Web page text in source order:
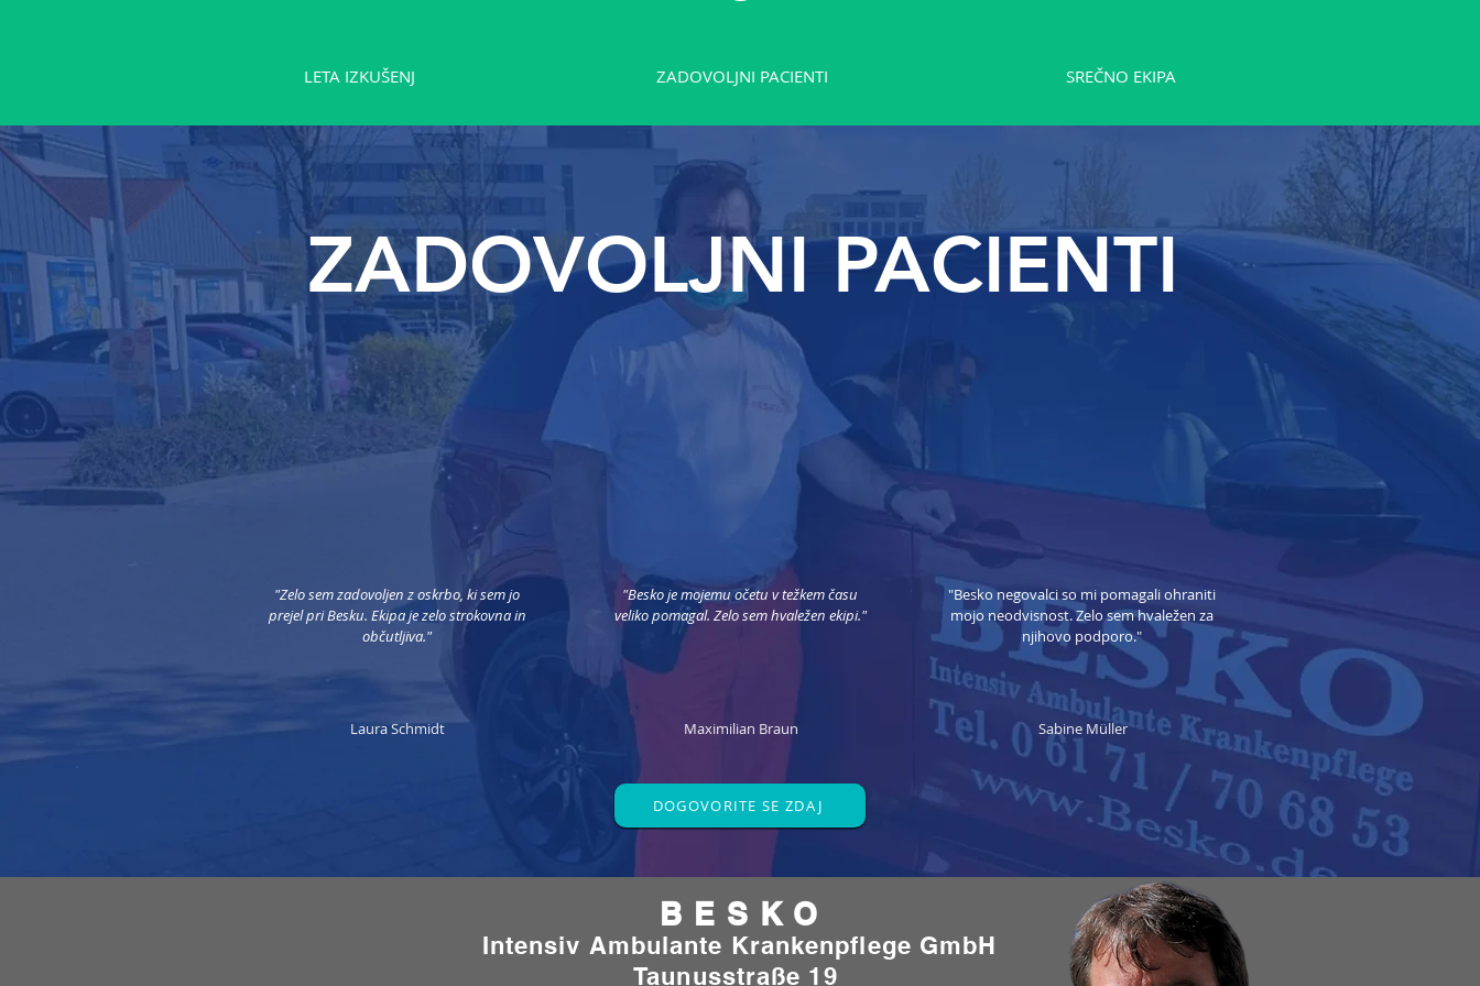
LETA IZKUŠENJ ZADOVOLJNI PACIENTI SREČNO EKIPA
ZADOVOLJNI PACIENTI
"Zelo sem zadovoljen z oskrbo, ki sem jo
prejel pri Besku. Ekipa je zelo strokovna in
občutljiva."​
Laura Schmidt
"Besko je mojemu očetu v težkem času
veliko pomagal. Zelo sem hvaležen ekipi."​
Maximilian Braun
"Besko negovalci so mi pomagali ohraniti
mojo neodvisnost. Zelo sem hvaležen za
njihovo podporo."​
Sabine Müller
DOGOVORITE SE ZDAJ
B E S K O
Intensiv Ambulante Krankenpflege GmbH
Taunusstraße 19